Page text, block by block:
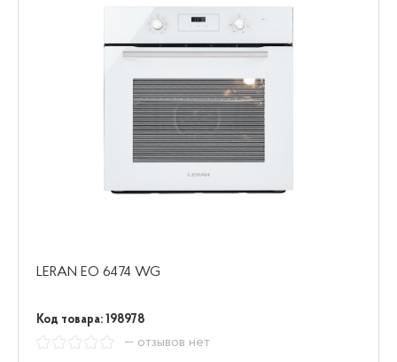
LERAN EO 6474 WG
Код товара: 198978
— отзывов нет